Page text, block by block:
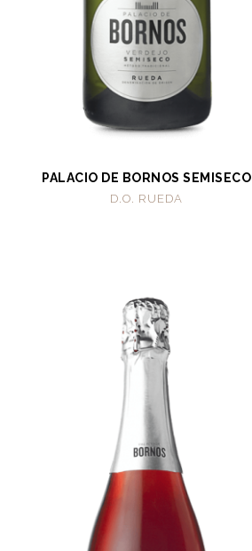
PALACIO DE BORNOS SEMISECO
D.O. RUEDA